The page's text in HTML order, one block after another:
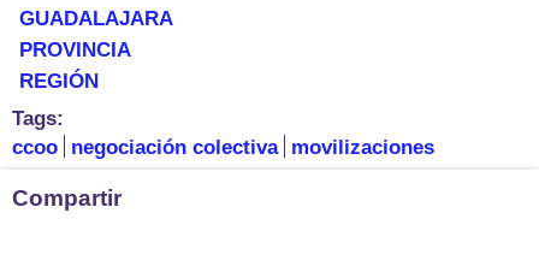
GUADALAJARA
PROVINCIA
REGIÓN
Tags:
ccoo
negociación colectiva movilizaciones
Compartir